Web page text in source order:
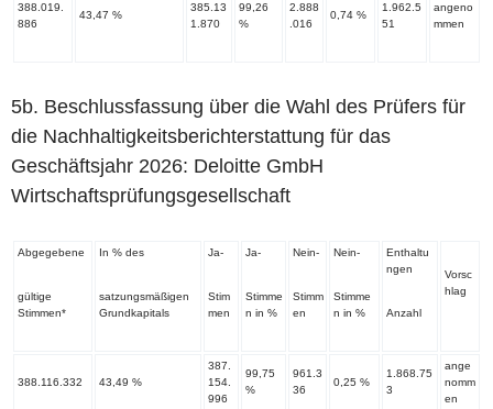
388.019.
886
43,47 %
385.13
1.870
99,26
%
2.888
.016
0,74 %
1.962.5
51
angeno
mmen
‌5b. Beschlussfassung über die Wahl des Prüfers für
die Nachhaltigkeitsberichterstattung für das
Geschäftsjahr 2026: Deloitte GmbH
Wirtschaftsprüfungsgesellschaft
Abgegebene
gültige
Stimmen*
In % des
satzungsmäßigen
Grundkapitals
Ja-
Stim
men
Ja-
Stimme
n in %
Nein-
Stimm
en
Nein-
Stimme
n in %
Enthaltu
ngen
Anzahl
Vorsc
hlag
388.116.332 43,49 %
387.
154.
996
99,75
%
961.3
36
0,25 %
1.868.75
3
ange
nomm
en